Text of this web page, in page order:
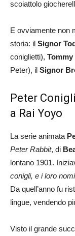
scoiattolo
E ovviamente non
storia: il Signor
coniglietti), Tommy
Peter), il Signor
Peter
a Rai Yoyo
La serie animata
Peter Rabbit, di
lontano 1901.
conigli, e i loro
Da quell’anno fu
lingue, vendendo
Visto il grande